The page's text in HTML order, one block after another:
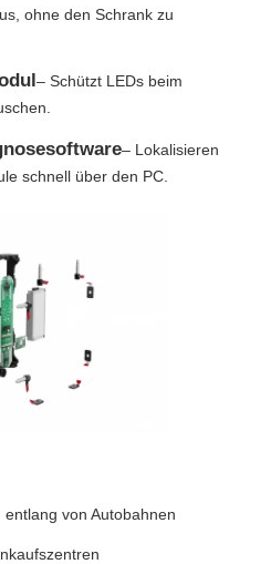
ohne den Schrank zu
– Schützt LEDs beim
– Lokalisieren
schnell über den PC.
von Autobahnen